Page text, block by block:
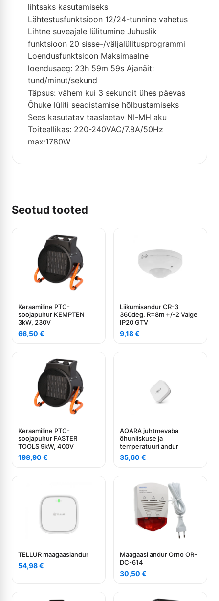
lihtsaks kasutamiseks
Lähtestusfunktsioon 12/24-tunnine vahetus
Lihtne suveajale lülitumine Juhuslik
funktsioon 20 sisse-/väljalülitusprogrammi
Loendusfunktsioon Maksimaalne
loendusaeg: 23h 59m 59s Ajanäit:
tund/minut/sekund
Täpsus: vähem kui 3 sekundit ühes päevas
Õhuke lüliti seadistamise hõlbustamiseks
Sees kasutatav taaslaetav NI-MH aku
Toiteallikas: 220-240VAC/7.8A/50Hz
max:1780W
Seotud tooted
Keraamiline PTC-
soojapuhur KEMPTEN
3kW, 230V
66,50 €
Liikumisandur CR-3
360deg. R=8m +/-2 Valge
IP20 GTV
9,18€
Keraamiline PTC-
soojapuhur FASTER
TOOLS 9kW, 400V
198,90 €
AQARA juhtmevaba
õhuniiskuse ja
temperatuuri andur
35,60 €
TELLUR maagaasiandur
54,98€
Maagaasi andur Orno OR-
DC-614
30,50 €